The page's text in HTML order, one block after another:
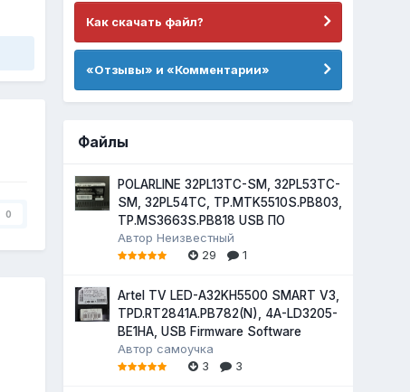
0
Как скачать файл?
«Отзывы» и «Комментарии»
Файлы
POLARLINE 32PL13TC-SM, 32PL53TC-
SM, 32PL54TC, TP.MTK5510S.PB803,
TP.MS3663S.PB818 USB ПО
АвторНеизвестный
29
1
Artel TV LED-A32KH5500 SMART V3,
TPD.RT2841A.PB782(N), 4A-LD3205-
BE1HA, USB Firmware Software
Автор самоучка
3
3